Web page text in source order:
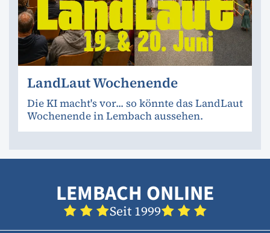
LandLaut Wochenende
Die KI macht's vor... so könnte das LandLaut
Wochenende in Lembach aussehen.
LEMBACH ONLINE
Seit 1999